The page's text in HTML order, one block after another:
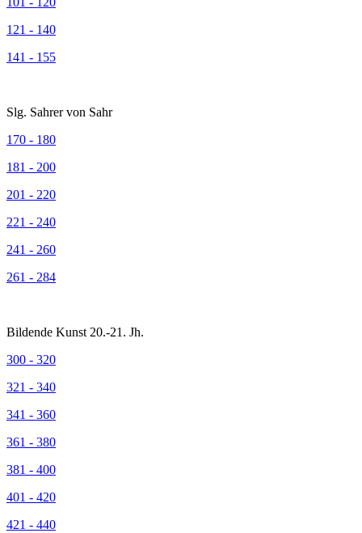
121 - 140
141 - 155
Slg. Sahrer von Sahr
170 - 180
181 - 200
201 - 220
221 - 240
241 - 260
261 - 284
Bildende Kunst 20.-21. Jh.
300 - 320
321 - 340
341 - 360
361 - 380
381 - 400
401 - 420
421 - 440